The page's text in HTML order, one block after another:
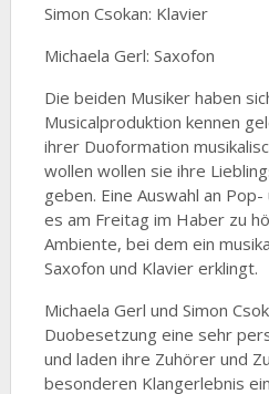
Simon Csokan: Klavier
Michaela Gerl: Saxofon
Die beiden Musiker haben
Musicalproduktion kennen
ihrer Duoformation
wollen wollen sie ihre
geben. Eine Auswahl an
es am Freitag im Haber zu
Ambiente, bei dem ein
Saxofon und Klavier erklingt.
Michaela Gerl und Simon
Duobesetzung eine sehr
und laden ihre Zuhörer und
besonderen Klangerlebnis